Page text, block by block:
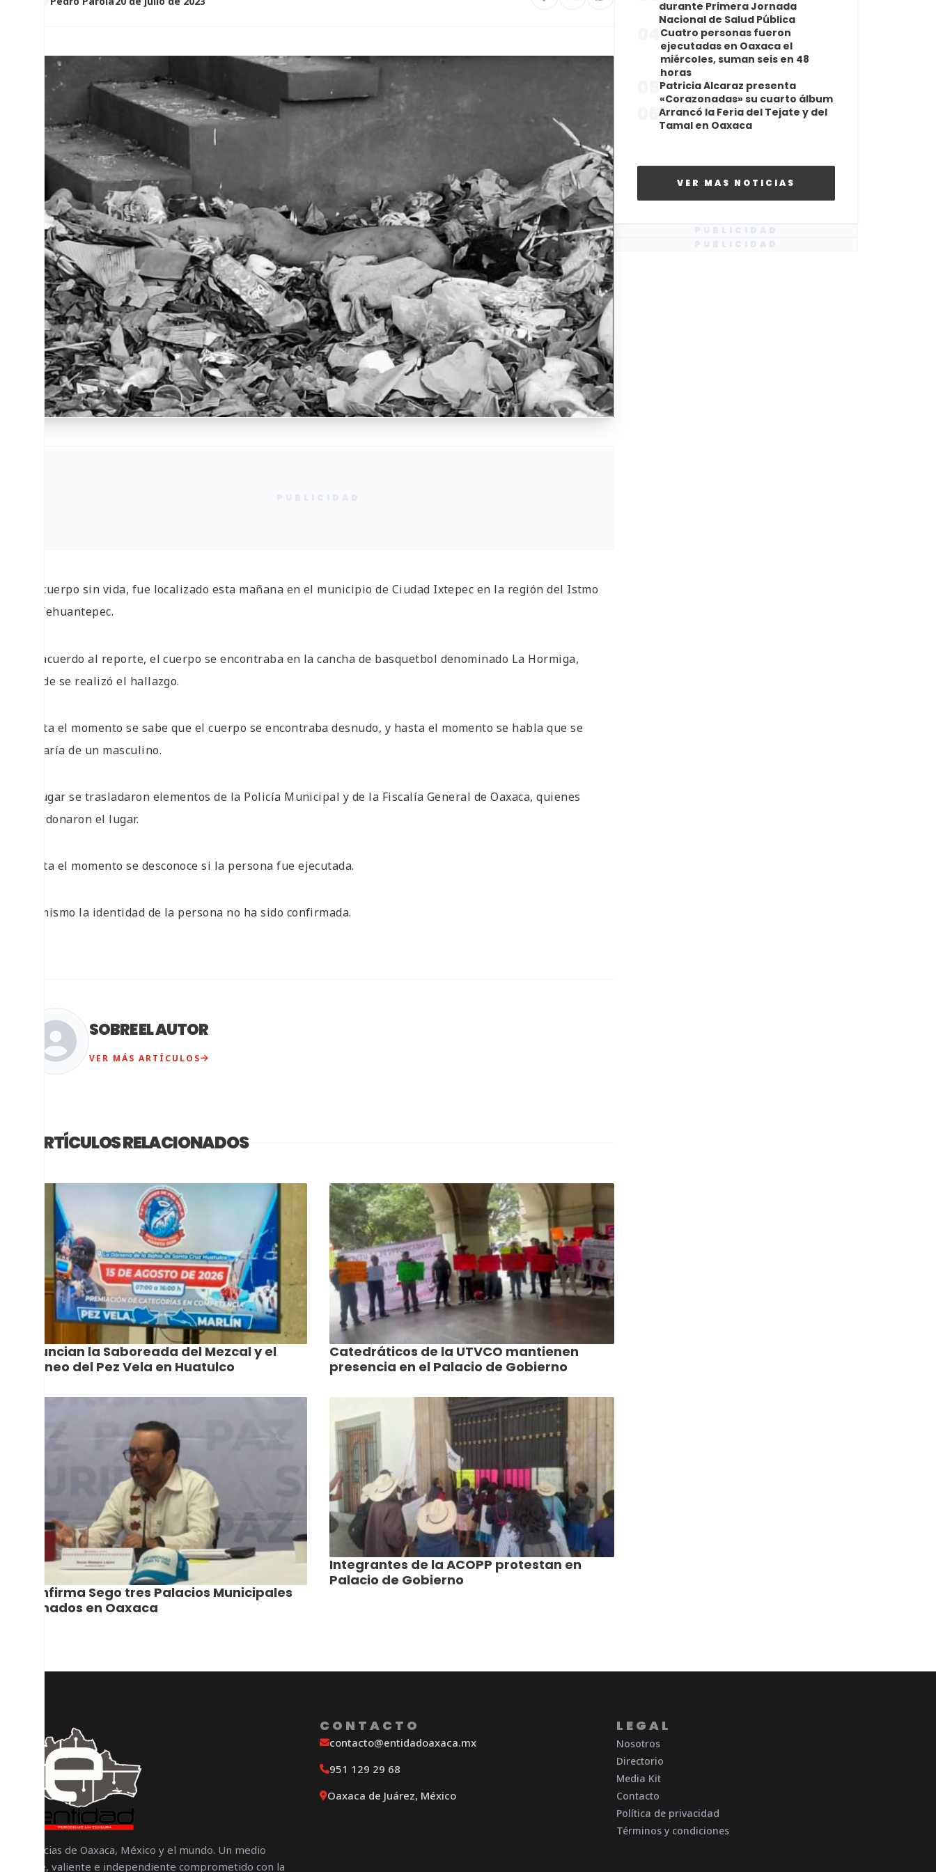
Un cuerpo sin vida, fue localizado esta mañana en el municipio de Ciudad Ixtepec en la región del Istmo
de Tehuantepec.
De acuerdo al reporte, el cuerpo se encontraba en la cancha de basquetbol denominado La Hormiga,
donde se realizó el hallazgo.
Hasta el momento se sabe que el cuerpo se encontraba desnudo, y hasta el momento se habla que se
trataría de un masculino.
Al lugar se trasladaron elementos de la Policía Municipal y de la Fiscalía General de Oaxaca, quienes
acordonaron el lugar.
Hasta el momento se desconoce si la persona fue ejecutada.
Asimismo la identidad de la persona no ha sido confirmada.
SOBRE EL AUTOR
VER MÁS ARTÍCULOS
ARTÍCULOS RELACIONADOS
Anuncian la Saboreada del Mezcal y el
Torneo del Pez Vela en Huatulco
Catedráticos de la UTVCO mantienen
presencia en el Palacio de Gobierno
Confirma Sego tres Palacios Municipales
tomados en Oaxaca
Integrantes de la ACOPP protestan en
Palacio de Gobierno
durante Primera Jornada
Nacional de Salud Pública
Cuatro personas fueron
ejecutadas en Oaxaca el
miércoles, suman seis en 48
horas
Patricia Alcaraz presenta
«Corazonadas» su cuarto álbum
Arrancó la Feria del Tejate y del
Tamal en Oaxaca
VER MAS NOTICIAS
Noticias de Oaxaca, México y el mundo. Un medio
libre, valiente e independiente comprometido con la
CONTACTO
contacto@entidadoaxaca.mx
951 129 29 68
Oaxaca de Juárez, México
LEGAL
Nosotros
Directorio
Media Kit
Contacto
Política de privacidad
Términos y condiciones